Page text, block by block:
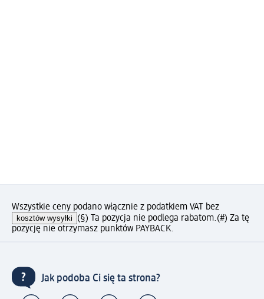
Wszystkie ceny podano włącznie z podatkiem VAT bez
kosztów wysyłki (§) Ta pozycja nie podlega rabatom.(#) Za tę
pozycję nie otrzymasz punktów PAYBACK.
Jak podoba Ci się ta strona?